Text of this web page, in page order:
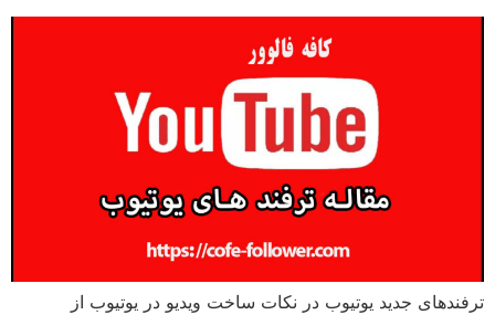
ترفندهای جدید یوتیوب در نکات ساخت ویدیو در یوتیوب از